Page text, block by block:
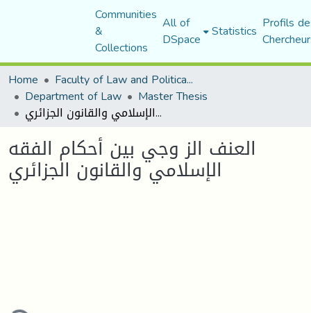
Communities
&
Collections
All of
DSpace Statistics Profils
Home
Faculty of Law and Political Science
Department of Law Master Thesis
العنف الز وجي بين أحكام الفقه الإسلامي والقانون الجزائري
العنف الز وجي بين أحكام الفقه
الإسلامي والقانون الجزائري